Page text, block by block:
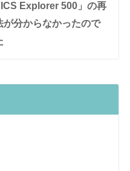
Explorer 500」の再
が分からなかったので